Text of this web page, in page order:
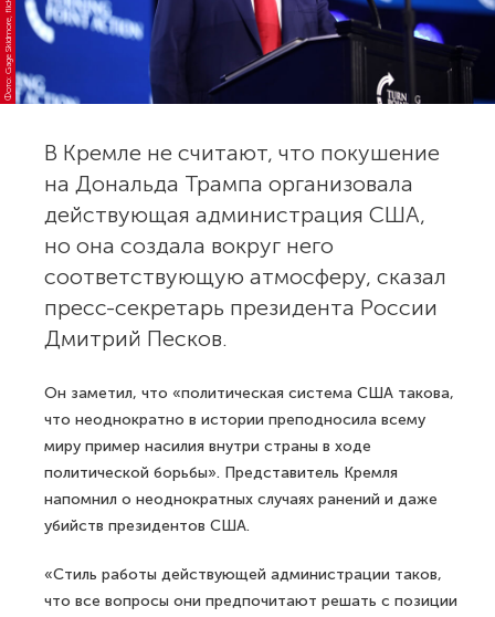
Фото: Gage Skidmore, flickr.com
В Кремле не считают, что покушение
на Дональда Трампа организовала
действующая администрация США,
но она создала вокруг него
соответствующую атмосферу, сказал
пресс-секретарь президента России
Дмитрий Песков.
Он заметил, что «политическая система США такова,
что неоднократно в истории преподносила всему
миру пример насилия внутри страны в ходе
политической борьбы». Представитель Кремля
напомнил о неоднократных случаях ранений и даже
убийств президентов США.
«Стиль работы действующей администрации таков,
что все вопросы они предпочитают решать с позиции